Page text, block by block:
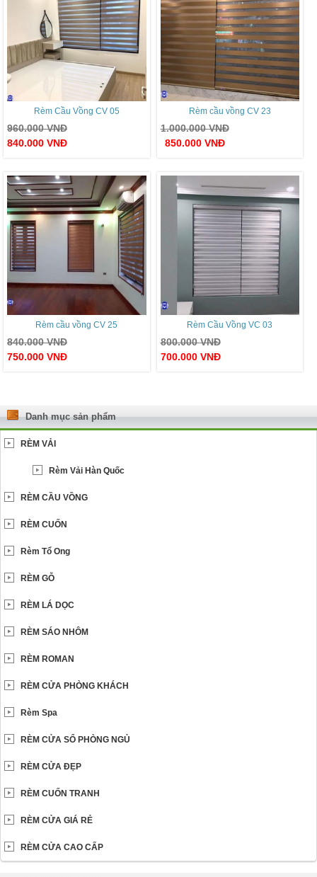
Rèm Cầu Vồng CV 05
960.000VNĐ
840.000 VNĐ
Rèm cầu vồng CV 23
1.000.000VNĐ
850.000 VNĐ
Rèm cầu vồng CV 25
840.000VNĐ
750.000 VNĐ
Rèm Cầu Vồng VC 03
800.000VNĐ
700.000 VNĐ
Danh mục sản phẩm
RÈM VẢI
Rèm Vải Hàn Quốc
RÈM CẦU VỒNG
RÈM CUỐN
Rèm Tổ Ong
RÈM GỖ
RÈM LÁ DỌC
RÈM SÁO NHÔM
RÈM ROMAN
RÈM CỬA PHÒNG KHÁCH
Rèm Spa
RÈM CỬA SỔ PHÒNG NGỦ
RÈM CỬA ĐẸP
RÈM CUỐN TRANH
RÈM CỬA GIÁ RẺ
RÈM CỬA CAO CẤP